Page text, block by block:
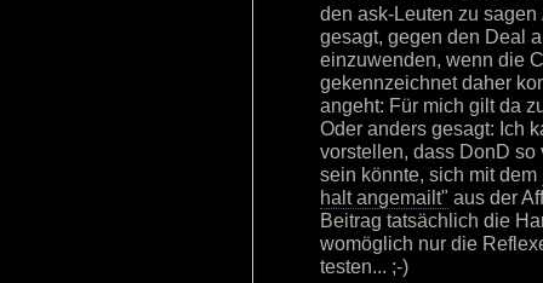
den ask-Leuten zu sagen
gesagt, gegen den Deal
einzuwenden, wenn die
gekennzeichnet daher
angeht: Für mich gilt da
Oder anders gesagt: Ich
vorstellen, dass DonD
sein könnte, sich mit dem
halt angemailt" aus der
Beitrag tatsächlich die
womöglich nur die
testen... ;-)